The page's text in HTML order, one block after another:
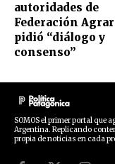
autoridades de
Federación
pidió “diálogo y
consenso”
SOMOS el primer portal que
Argentina. Replicando
propia de noticias en cada